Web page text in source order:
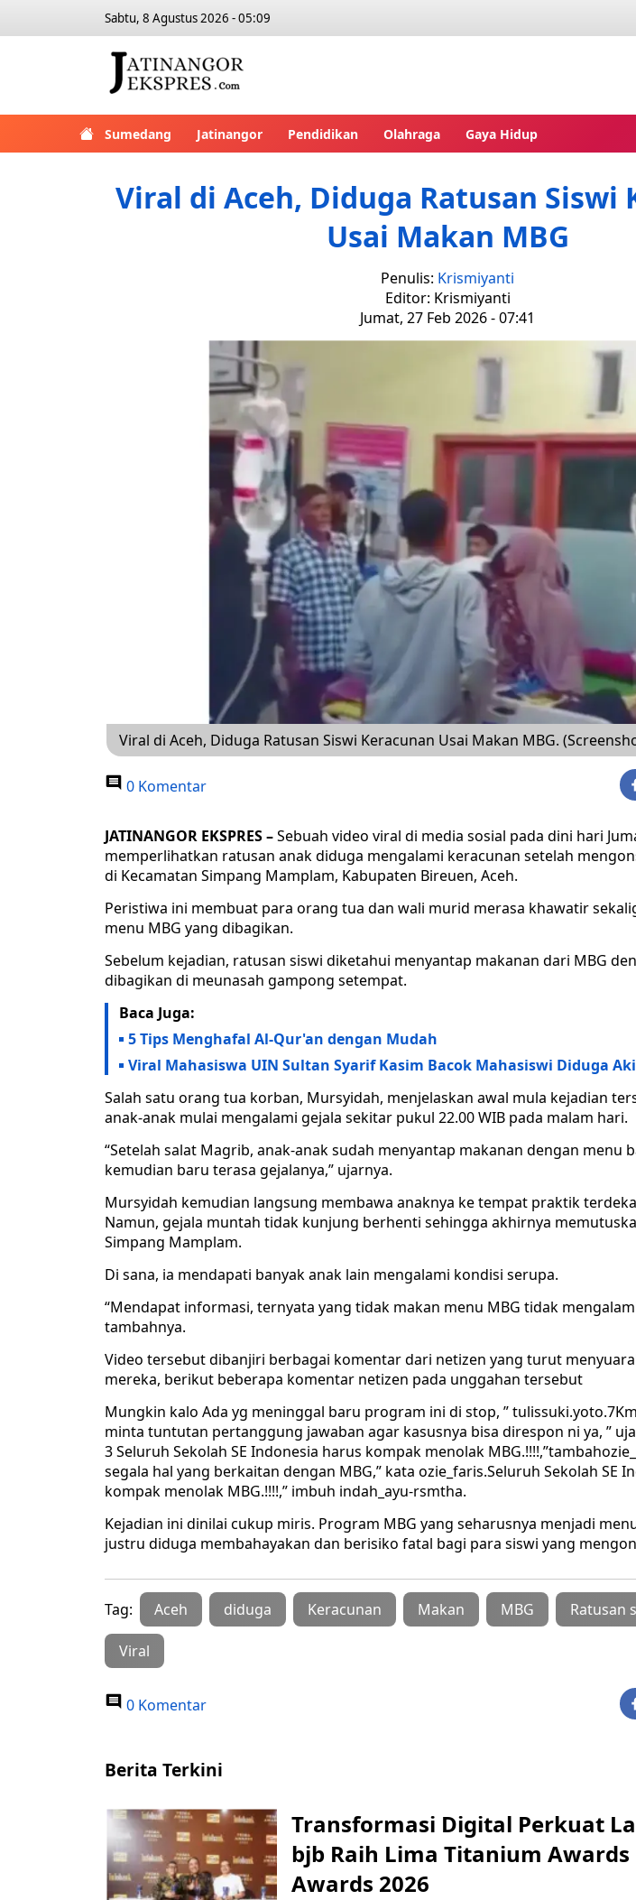
Sabtu, 8 Agustus 2026 - 05:09
Sumedang Jatinangor Pendidikan Olahraga Gaya Hidup
Viral di Aceh, Diduga Ratusan Siswi
Usai Makan MBG
Penulis: Krismiyanti
Editor: Krismiyanti
Jumat, 27 Feb 2026 - 07:41
Viral di Aceh, Diduga Ratusan Siswi Keracunan Usai Makan MBG.
0 Komentar
JATINANGOR EKSPRES –Sebuah video viral di media sosial pada dini hari
memperlihatkan ratusan anak diduga mengalami keracunan setelah
di Kecamatan Simpang Mamplam, Kabupaten Bireuen, Aceh.
Peristiwa ini membuat para orang tua dan wali murid merasa khawatir
menu MBG yang dibagikan.
Sebelum kejadian, ratusan siswi diketahui menyantap makanan dari MBG
dibagikan di meunasah gampong setempat.
Baca Juga:
5 Tips Menghafal Al-Qur'an dengan Mudah
Viral Mahasiswa UIN Sultan Syarif Kasim Bacok Mahasiswi Diduga
Salah satu orang tua korban, Mursyidah, menjelaskan awal mula kejadian
anak-anak mulai mengalami gejala sekitar pukul 22.00 WIB pada malam hari.
“Setelah salat Magrib, anak-anak sudah menyantap makanan dengan menu
kemudian baru terasa gejalanya,” ujarnya.
Mursyidah kemudian langsung membawa anaknya ke tempat praktik
Namun, gejala muntah tidak kunjung berhenti sehingga akhirnya
Simpang Mamplam.
Di sana, ia mendapati banyak anak lain mengalami kondisi serupa.
“Mendapat informasi, ternyata yang tidak makan menu MBG tidak
tambahnya.
Video tersebut dibanjiri berbagai komentar dari netizen yang turut
mereka, berikut beberapa komentar netizen pada unggahan tersebut
Mungkin kalo Ada yg meninggal baru program ini di stop, ”
minta tuntutan pertanggung jawaban agar kasusnya bisa direspon ni ya, ”
3 Seluruh Sekolah SE Indonesia harus kompak menolak
segala hal yang berkaitan dengan MBG,” kata ozie_faris.Seluruh Sekolah SE
kompak menolak MBG.!!!!,” imbuh indah_ayu-rsmtha.
Kejadian ini dinilai cukup miris. Program MBG yang seharusnya menjadi
justru diduga membahayakan dan berisiko fatal bagi para siswi yang
Tag: Aceh diduga Keracunan Makan MBG Ratusan
Viral
0 Komentar
Berita Terkini
Transformasi Digital Perkuat
bjb Raih Lima Titanium Awards
Awards 2026